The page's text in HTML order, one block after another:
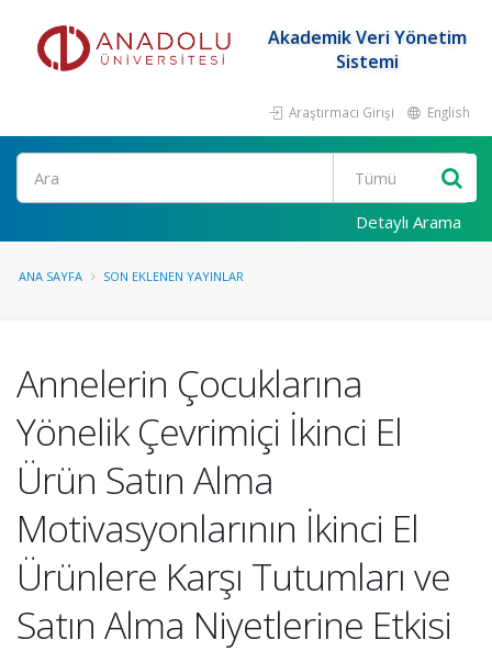
Akademik Veri Yönetim
Sistemi
Araştırmacı Girişi English
Ara
Detaylı Arama
ANA SAYFA SON EKLENEN YAYINLAR
Annelerin Çocuklarına
Yönelik Çevrimiçi İkinci El
Ürün Satın Alma
Motivasyonlarının İkinci El
Ürünlere Karşı Tutumları ve
Satın Alma Niyetlerine Etkisi